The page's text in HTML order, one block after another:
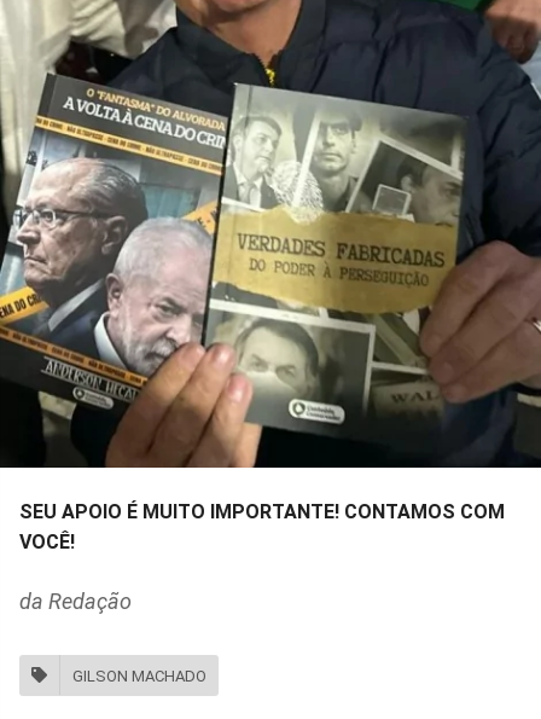
SEU APOIO É MUITO IMPORTANTE! CONTAMOS COM
VOCÊ!
da Redação
GILSON MACHADO